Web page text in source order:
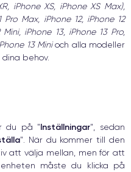
iPhone XS, iPhone XS Max),
Pro Max, iPhone 12, iPhone 12
iPhone 13, iPhone 13 Pro,
13 Minioch alla modeller
behov.
du på "Inställningar", sedan
". När du kommer till den
att välja mellan, men för att
måste du klicka på